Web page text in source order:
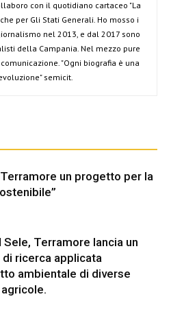
con il quotidiano cartaceo "La
per Gli Stati Generali. Ho mosso i
nel 2013, e dal 2017 sono
della Campania. Nel mezzo pure
"Ogni biografia è una
semicit.
Terramore un progetto per la
Sele, Terramore lancia un
ricerca applicata
ambientale di diverse